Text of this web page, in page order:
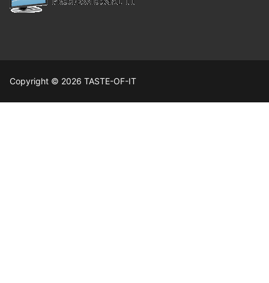
Copyright © 2026 TASTE-OF-IT